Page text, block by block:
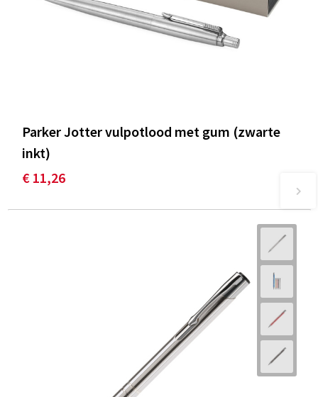
Parker Jotter vulpotlood met gum (zwarte
inkt)
€ 11,26